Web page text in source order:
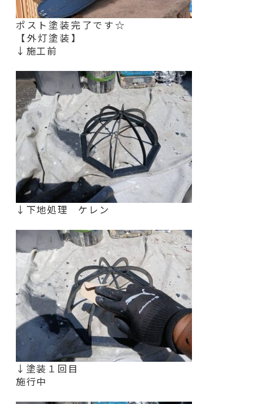
ポスト塗装完了です☆
【外灯塗装】
↓施工前
↓下地処理 ケレン
↓塗装１回目
施行中